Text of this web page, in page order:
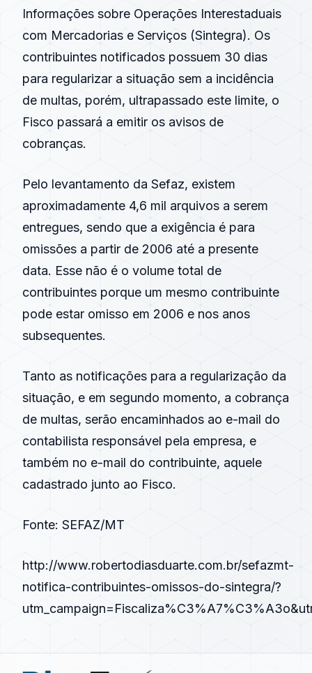
Informações sobre Operações Interestaduais
com Mercadorias e Serviços (Sintegra). Os
contribuintes notificados possuem 30 dias
para regularizar a situação sem a incidência
de multas, porém, ultrapassado este limite, o
Fisco passará a emitir os avisos de
cobranças.
Pelo levantamento da Sefaz, existem
aproximadamente 4,6 mil arquivos a serem
entregues, sendo que a exigência é para
omissões a partir de 2006 até a presente
data. Esse não é o volume total de
contribuintes porque um mesmo contribuinte
pode estar omisso em 2006 e nos anos
subsequentes.
Tanto as notificações para a regularização da
situação, e em segundo momento, a cobrança
de multas, serão encaminhados ao e-mail do
contabilista responsável pela empresa, e
também no e-mail do contribuinte, aquele
cadastrado junto ao Fisco.
Fonte: SEFAZ/MT
http://www.robertodiasduarte.com.br/sefazmt-
notifica-contribuintes-omissos-do-sintegra/?